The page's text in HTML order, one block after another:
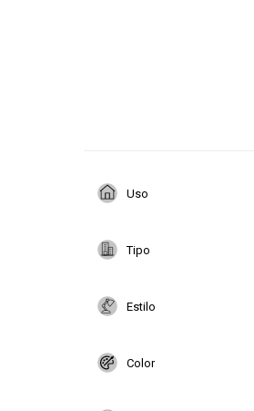
Uso
Tipo
Estilo
Color